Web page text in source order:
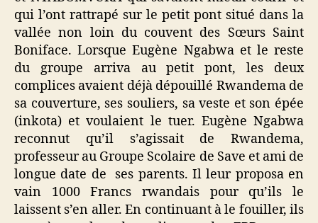
qui l’ont rattrapé sur le petit pont situé dans la
vallée non loin du couvent des Sœurs Saint
Boniface. Lorsque Eugène Ngabwa et le reste
du groupe arriva au petit pont, les deux
complices avaient déjà dépouillé Rwandema de
sa couverture, ses souliers, sa veste et son épée
(inkota) et voulaient le tuer. Eugène Ngabwa
reconnut qu’il s’agissait de Rwandema,
professeur au Groupe Scolaire de Save et ami de
longue date de ses parents. Il leur proposa en
vain 1000 Francs rwandais pour qu’ils le
laissent s’en aller. En continuant à le fouiller, ils